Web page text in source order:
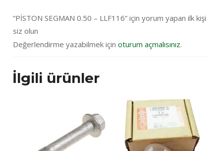
“PİSTON SEGMAN 0.50 – LLF116” için yorum yapan ilk kişi
siz olun
Değerlendirme yazabilmek için oturum açmalısınız.
İlgili ürünler